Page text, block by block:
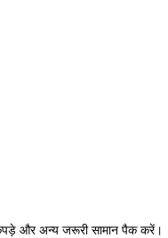
और अन्य जरूरी सामान पैक करें।